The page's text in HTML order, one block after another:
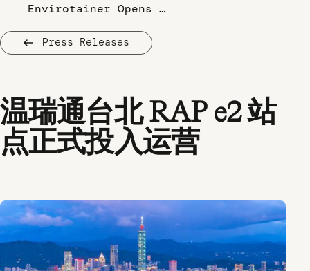
Envirotainer Opens First RAP e2 Station in Taipei
Press Releases
温瑞通台北 RAP e2 站
点正式投入运营